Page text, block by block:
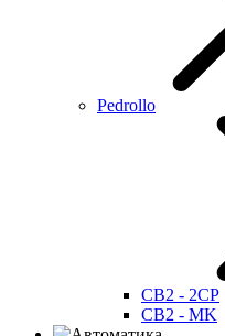
Pedrollo
CB2 - 2CP
CB2 - MK